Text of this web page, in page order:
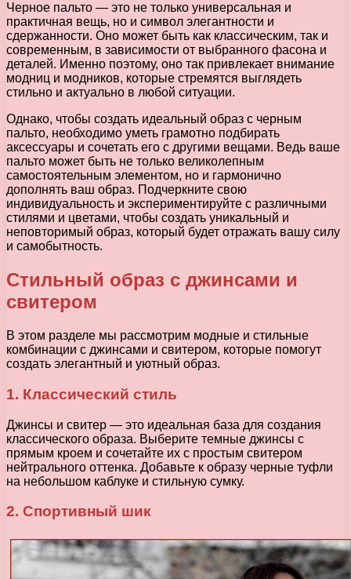
Черное пальто — это не только универсальная и
практичная вещь, но и символ элегантности и
сдержанности. Оно может быть как классическим, так и
современным, в зависимости от выбранного фасона и
деталей. Именно поэтому, оно так привлекает внимание
модниц и модников, которые стремятся выглядеть
стильно и актуально в любой ситуации.
Однако, чтобы создать идеальный образ с черным
пальто, необходимо уметь грамотно подбирать
аксессуары и сочетать его с другими вещами. Ведь ваше
пальто может быть не только великолепным
самостоятельным элементом, но и гармонично
дополнять ваш образ. Подчеркните свою
индивидуальность и экспериментируйте с различными
стилями и цветами, чтобы создать уникальный и
неповторимый образ, который будет отражать вашу силу
и самобытность.
Стильный образ с джинсами и
свитером
В этом разделе мы рассмотрим модные и стильные
комбинации с джинсами и свитером, которые помогут
создать элегантный и уютный образ.
1. Классический стиль
Джинсы и свитер — это идеальная база для создания
классического образа. Выберите темные джинсы с
прямым кроем и сочетайте их с простым свитером
нейтрального оттенка. Добавьте к образу черные туфли
на небольшом каблуке и стильную сумку.
2. Спортивный шик